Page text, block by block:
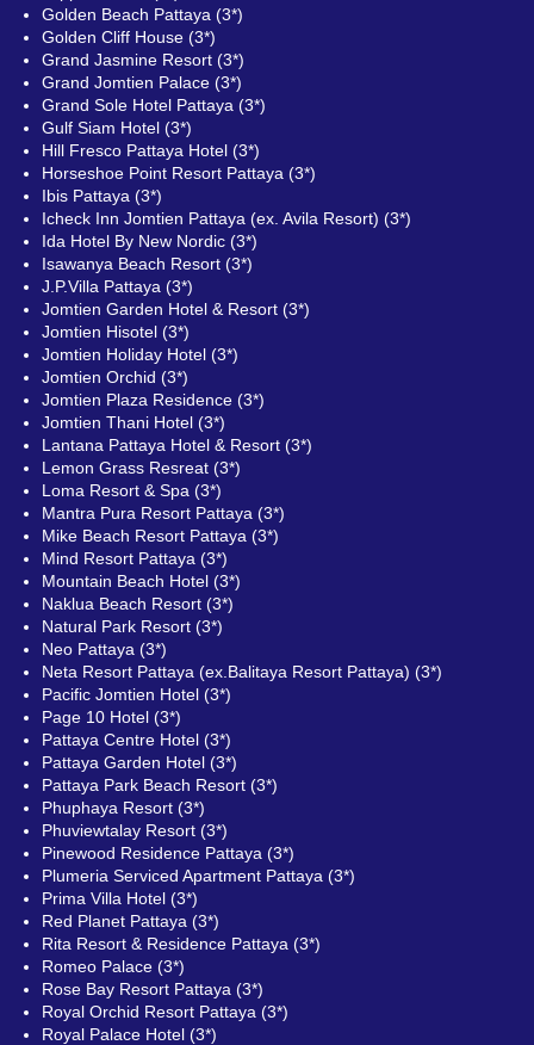
Golden Beach Pattaya (3*)
Golden Cliff House (3*)
Grand Jasmine Resort (3*)
Grand Jomtien Palace (3*)
Grand Sole Hotel Pattaya (3*)
Gulf Siam Hotel (3*)
Hill Fresco Pattaya Hotel (3*)
Horseshoe Point Resort Pattaya (3*)
Ibis Pattaya (3*)
Icheck Inn Jomtien Pattaya (ex. Avila Resort) (3*)
Ida Hotel By New Nordic (3*)
Isawanya Beach Resort (3*)
J.P.Villa Pattaya (3*)
Jomtien Garden Hotel & Resort (3*)
Jomtien Hisotel (3*)
Jomtien Holiday Hotel (3*)
Jomtien Orchid (3*)
Jomtien Plaza Residence (3*)
Jomtien Thani Hotel (3*)
Lantana Pattaya Hotel & Resort (3*)
Lemon Grass Resreat (3*)
Loma Resort & Spa (3*)
Mantra Pura Resort Pattaya (3*)
Mike Beach Resort Pattaya (3*)
Mind Resort Pattaya (3*)
Mountain Beach Hotel (3*)
Naklua Beach Resort (3*)
Natural Park Resort (3*)
Neo Pattaya (3*)
Neta Resort Pattaya (ex.Balitaya Resort Pattaya) (3*)
Pacific Jomtien Hotel (3*)
Page 10 Hotel (3*)
Pattaya Centre Hotel (3*)
Pattaya Garden Hotel (3*)
Pattaya Park Beach Resort (3*)
Phuphaya Resort (3*)
Phuviewtalay Resort (3*)
Pinewood Residence Pattaya (3*)
Plumeria Serviced Apartment Pattaya (3*)
Prima Villa Hotel (3*)
Red Planet Pattaya (3*)
Rita Resort & Residence Pattaya (3*)
Romeo Palace (3*)
Rose Bay Resort Pattaya (3*)
Royal Orchid Resort Pattaya (3*)
Royal Palace Hotel (3*)